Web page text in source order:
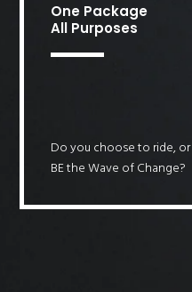
One Package
All Purposes
Do you choose to ride, or
BE the Wave of Change?